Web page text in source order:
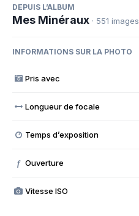
DEPUIS L’ALBUM
Mes Minéraux · 551 images
INFORMATIONS SUR LA PHOTO
Pris avec
Longueur de focale
Temps d’exposition
f Ouverture
Vitesse ISO